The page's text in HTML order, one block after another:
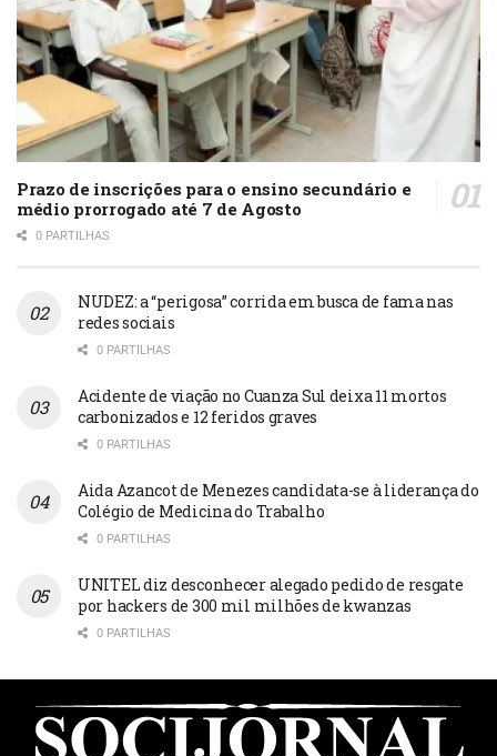
Prazo de inscrições para o ensino secundário e
médio prorrogado até 7 de Agosto
0 PARTILHAS
NUDEZ: a “perigosa” corrida em busca de fama nas
redes sociais
0 PARTILHAS
Acidente de viação no Cuanza Sul deixa 11 mortos
carbonizados e 12 feridos graves
0 PARTILHAS
Aida Azancot de Menezes candidata-se à liderança do
Colégio de Medicina do Trabalho
0 PARTILHAS
UNITEL diz desconhecer alegado pedido de resgate
por hackers de 300 mil milhões de kwanzas
0 PARTILHAS